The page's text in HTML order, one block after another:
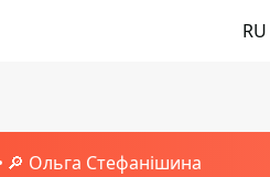
RU
🔎 Ольга Стефанішина